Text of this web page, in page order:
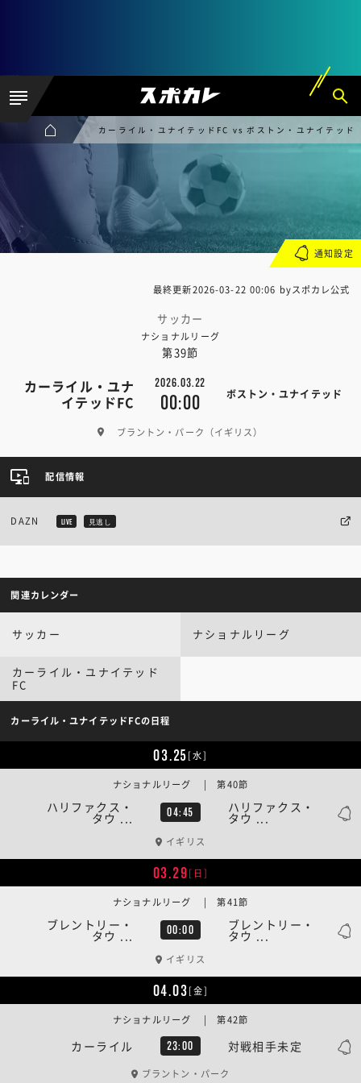
カーライル・ユナイテッドFC vs ボストン・ユナイテッド
最終更新2026-03-22 00:06 byスポカレ公式
サッカー
ナショナルリーグ
第39節
カーライル・ユナ
イテッドFC
2026.03.22
00:00 ボストン・ユナイテッド
ブラントン・パーク（イギリス）
通知設定
配信情報
DAZN LIVE 見逃し
関連カレンダー
サッカー ナショナルリーグ
カーライル・ユナイテッド
FC
カーライル・ユナイテッドFCの日程
03.25[水]
ハリファクス・
タウ ... 04:45 ハリファクス・
タウ ...
ナショナルリーグ | 第40節
イギリス
03.29[日]
ブレントリー・
タウ ... 00:00 ブレントリー・
タウ ...
ナショナルリーグ | 第41節
イギリス
04.03[金]
カーライル 23:00 対戦相手未定
ナショナルリーグ | 第42節
ブラントン・パーク